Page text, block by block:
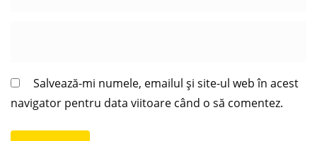
Salvează-mi numele, emailul și site-ul web în acest
navigator pentru data viitoare când o să comentez.